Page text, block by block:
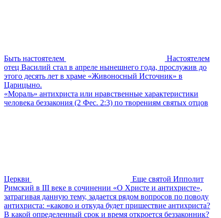
Быть настоятелем
Настоятелем
отец Василий стал в апреле нынешнего года, прослужив до
этого десять лет в храме «Живоносный Источник» в
Царицыно.
«Мораль» антихриста или нравственные характеристики
человека беззакония (2 Фес. 2:3) по творениям святых отцов
Церкви
Еще святой Ипполит
Римский в III веке в сочинении «О Христе и антихристе»,
затрагивая данную тему, задается рядом вопросов по поводу
антихриста: «каково и откуда будет пришествие антихриста?
В какой определенный срок и время откроется беззаконник?